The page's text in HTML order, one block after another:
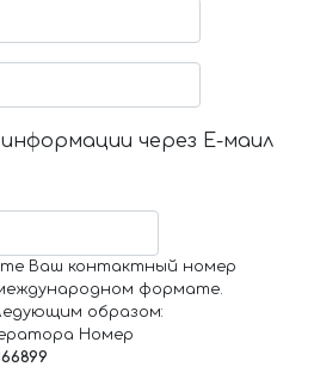
через Е-маил
Ваш контактный номер
формате.
образом:
Номер